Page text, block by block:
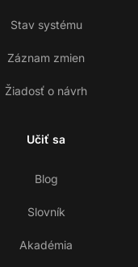
Stav systému
Záznam zmien
Žiadosť o návrh
Učiť sa
Blog
Slovník
Akadémia